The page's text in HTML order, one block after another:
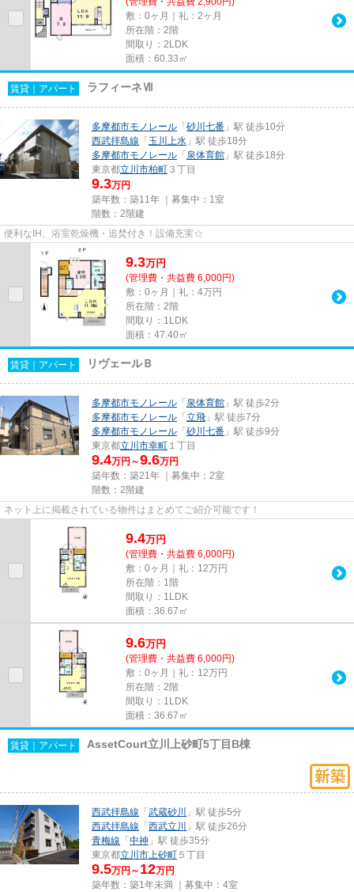
敷：0ヶ月｜礼：2ヶ月
所在階：2階
間取り：2LDK
面積：60.33㎡
賃貸｜アパート ラフィーネⅦ
多摩都市モノレール 「砂川七番 」駅 徒歩10分
西武拝島線 「玉川上水 」駅 徒歩18分
多摩都市モノレール 「泉体育館 」駅 徒歩18分
東京都立川市柏町 ３丁目
9.3万円
築年数：築11年 ｜募集中： 1室
階数：2階建
便利なIH、浴室乾燥機・追焚付き！設備充実☆
9.3万円
(管理費・共益費 6,000円)
敷：0ヶ月｜礼：4万円
所在階：2階
間取り：1LDK
面積：47.40㎡
賃貸｜アパート リヴェールＢ
多摩都市モノレール 「泉体育館 」駅 徒歩2分
多摩都市モノレール 「立飛 」駅 徒歩7分
多摩都市モノレール 「砂川七番 」駅 徒歩9分
東京都立川市幸町 １丁目
9.4万円～9.6万円
築年数：築21年 ｜募集中： 2室
階数：2階建
ネット上に掲載されている物件はまとめてご紹介可能です！
9.4万円
(管理費・共益費 6,000円)
敷：0ヶ月｜礼：12万円
所在階：1階
間取り：1LDK
面積：36.67㎡
9.6万円
(管理費・共益費 6,000円)
敷：0ヶ月｜礼：12万円
所在階：2階
間取り：1LDK
面積：36.67㎡
賃貸｜アパート AssetCourt立川上砂町5丁目B棟
西武拝島線 「武蔵砂川
」駅 徒歩5分
西武拝島線 「西武立川
」駅 徒歩26分
青梅線 「中神 」駅 徒歩35分
東京都立川市 上砂町 ５丁目
9.5万円～ 12万円
築年数：築1年未満 ｜募集中： 4室